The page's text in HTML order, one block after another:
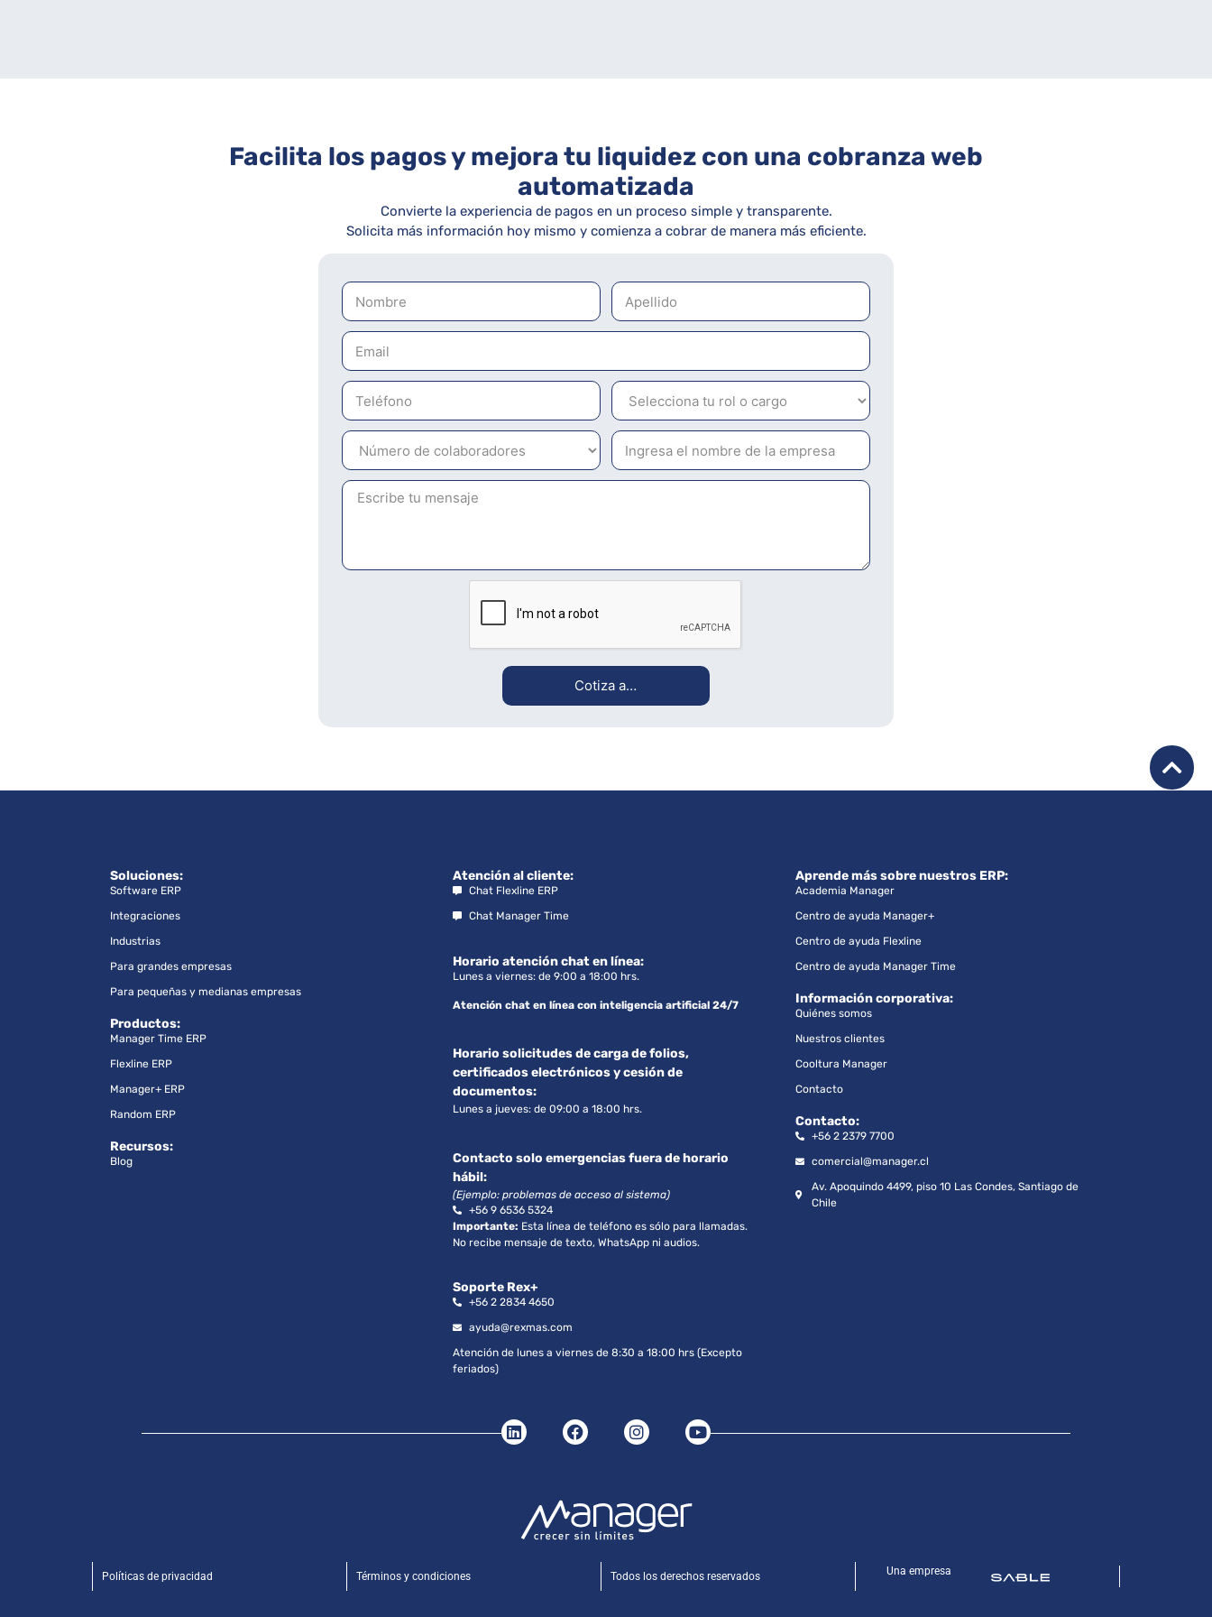
Facilita los pagos y mejora tu liquidez con una cobranza web
automatizada
Convierte la experiencia de pagos en un proceso simple y transparente.
Solicita más información hoy mismo y comienza a cobrar de manera más eficiente.
Soluciones:
Software ERP
Integraciones
Industrias
Para grandes empresas
Para pequeñas y medianas empresas
Productos:
Manager Time ERP
Flexline ERP
Manager+ ERP
Random ERP
Recursos:
Blog
Atención al cliente:
Chat Flexline ERP
Chat Manager Time
Horario atención chat en línea:
Lunes a viernes: de 9:00 a 18:00 hrs.
Atención chat en línea con inteligencia artificial 24/7
Horario solicitudes de carga de folios,
certificados electrónicos y cesión de
documentos:
Lunes a jueves: de 09:00 a 18:00 hrs.
Contacto solo emergencias fuera de horario
hábil:
(Ejemplo: problemas de acceso al sistema)
+56 9 6536 5324
Importante: Esta línea de teléfono es sólo para llamadas.
No recibe mensaje de texto, WhatsApp ni audios.
Soporte Rex+
+56 2 2834 4650
ayuda@rexmas.com
Atención de lunes a viernes de 8:30 a 18:00 hrs (Excepto
feriados)
Aprende más sobre nuestros ERP:
Academia Manager
Centro de ayuda Manager+
Centro de ayuda Flexline
Centro de ayuda Manager Time
Información corporativa:
Quiénes somos
Nuestros clientes
Cooltura Manager
Contacto
Contacto:
+56 2 2379 7700
comercial@manager.cl
Av. Apoquindo 4499, piso 10 Las Condes, Santiago de
Chile
Políticas de privacidad Términos y condiciones Todos los derechos reservados Una empresa